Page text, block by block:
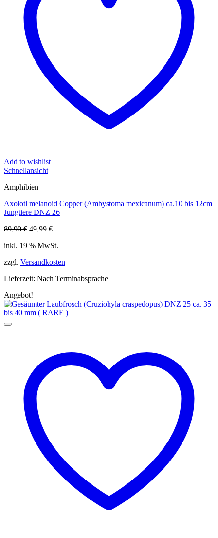
Add to wishlist
Schnellansicht
Amphibien
Axolotl melanoid Copper (Ambystoma mexicanum) ca.10 bis 12cm
Jungtiere DNZ 26
89,90€ Ursprünglicher
war:
49,99 €Aktueller
ist:
inkl. 19 % MwSt.
zzgl. Versandkosten
Lieferzeit: Nach Terminabsprache
Angebot!